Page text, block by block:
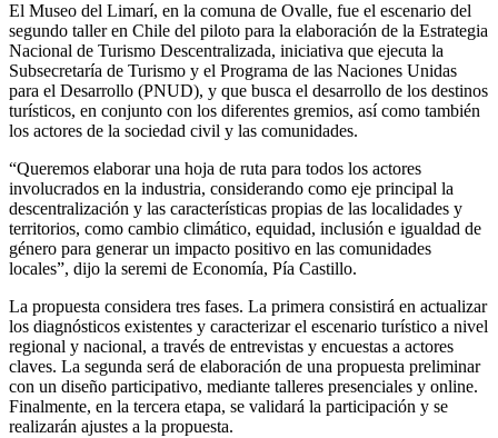
El Museo del Limarí, en la comuna de Ovalle, fue el escenario del
segundo taller en Chile del piloto para la elaboración de la Estrategia
Nacional de Turismo Descentralizada, iniciativa que ejecuta la
Subsecretaría de Turismo y el Programa de las Naciones Unidas
para el Desarrollo (PNUD), y que busca el desarrollo de los destinos
turísticos, en conjunto con los diferentes gremios, así como también
los actores de la sociedad civil y las comunidades.
“Queremos elaborar una hoja de ruta para todos los actores
involucrados en la industria, considerando como eje principal la
descentralización y las características propias de las localidades y
territorios, como cambio climático, equidad, inclusión e igualdad de
género para generar un impacto positivo en las comunidades
locales”, dijo la seremi de Economía, Pía Castillo.
La propuesta considera tres fases. La primera consistirá en actualizar
los diagnósticos existentes y caracterizar el escenario turístico a nivel
regional y nacional, a través de entrevistas y encuestas a actores
claves. La segunda será de elaboración de una propuesta preliminar
con un diseño participativo, mediante talleres presenciales y online.
Finalmente, en la tercera etapa, se validará la participación y se
realizarán ajustes a la propuesta.